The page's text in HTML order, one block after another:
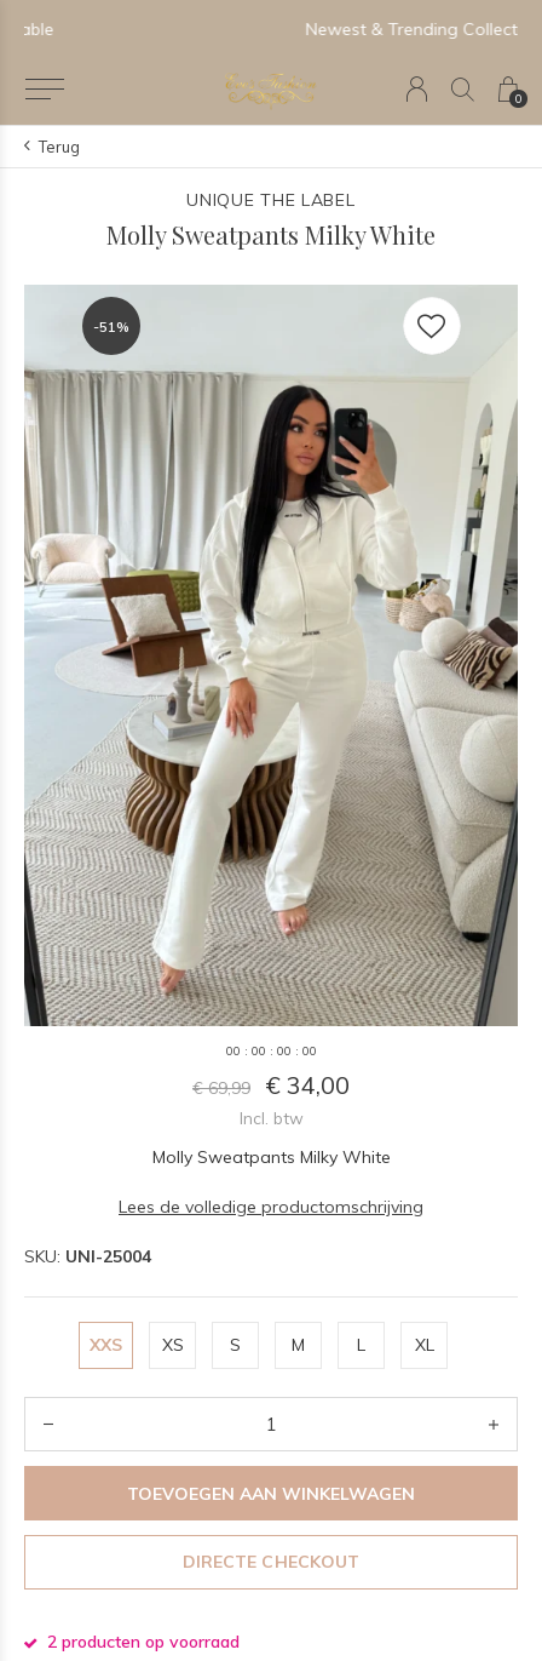
0
Newest & Trending Collections
Terug
UNIQUE THE LABEL
Molly Sweatpants Milky White
-51%
00 : 00 : 00 : 00
€ 69,99 € 34,00
Incl. btw
Molly Sweatpants Milky White
Lees de volledige productomschrijving
SKU: UNI-25004
XXS XS S M L XL
TOEVOEGEN AAN WINKELWAGEN
DIRECTE CHECKOUT
2 producten op voorraad